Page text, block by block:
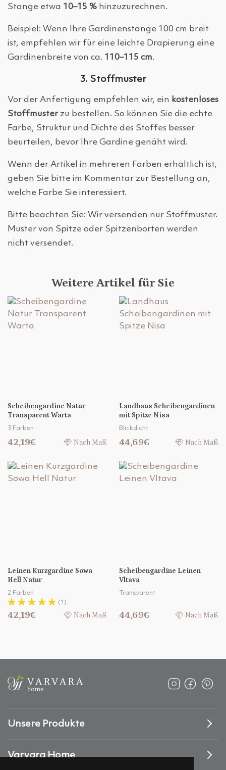
Stange etwa 10–15 % hinzuzurechnen.
Beispiel: Wenn Ihre Gardinenstange 100 cm breit
ist, empfehlen wir für eine leichte Drapierung eine
Gardinenbreite von ca. 110–115 cm.
3. Stoffmuster
Vor der Anfertigung empfehlen wir, ein kostenloses
Stoffmuster zu bestellen. So können Sie die echte
Farbe, Struktur und Dichte des Stoffes besser
beurteilen, bevor Ihre Gardine genäht wird.
Wenn der Artikel in mehreren Farben erhältlich ist,
geben Sie bitte im Kommentar zur Bestellung an,
welche Farbe Sie interessiert.
Bitte beachten Sie: Wir versenden nur Stoffmuster.
Muster von Spitze oder Spitzenborten werden
nicht versendet.
Weitere Artikel für Sie
Scheibengardine Natur
Transparent Warta
3 Farben
42,19€ Nach Maß
Landhaus Scheibengardinen
mit Spitze Nisa
Blickdicht
44,69€ Nach Maß
Leinen Kurzgardine Sowa
Hell Natur
2 Farben
(1)
42,19€ Nach Maß
Scheibengardine Leinen
Vltava
Transparent
44,69€ Nach Maß
Unsere Produkte
Varvara Home